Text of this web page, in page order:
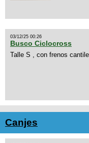
03/12/25 00:26
Busco Ciclocross
Talle S , con frenos
Canjes